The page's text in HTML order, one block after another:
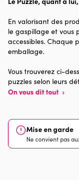
Age
Provenance
Dimensions
En valorisant des
le gaspillage et vous
accessibles. Chaque
emballage.
Vous trouverez ci-
puzzles selon leurs
On vous dit tout ›
Mise en garde
Ne convient pas